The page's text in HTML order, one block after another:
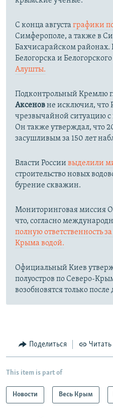
С конца августа графики
Симферополе, а также в
Бахчисарайском районах.
Белогорска и
Алушты.
Подконтрольный Кремлю
Аксеновне исключил, что
чрезвычайной ситуацию
Он также утверждал, что
засушливым за 150 лет
Власти России выделили
строительство новых
бурение скважин.
Мониторинговая миссия
что, согласно
полную ответственность
Крыма водой.
Официальный Киев
полуостров по Северо-
возобновятся только
Поделиться Читать
This item is part of
Новости Весь Крым